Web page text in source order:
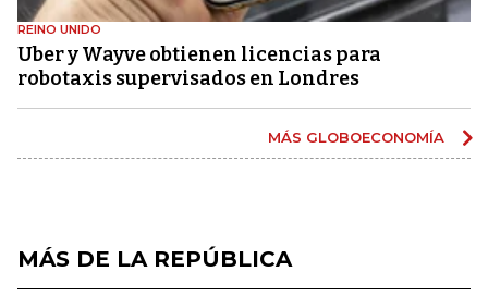
REINO UNIDO
Uber y Wayve obtienen licencias para
robotaxis supervisados ​​en Londres
MÁS GLOBOECONOMÍA
MÁS DE LA REPÚBLICA